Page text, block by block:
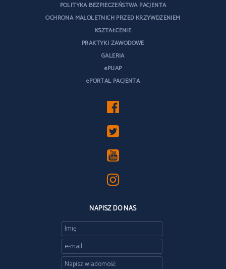
POLITYKA BEZPIECZEŃSTWA PACJENTA
OCHRONA MAŁOLETNICH PRZED KRZYWDZENIEM
KSZTAŁCENIE
PRAKTYKI ZAWODOWE
GALERIA
ePUAP
ePORTAL PACJENTA
NAPISZ DO NAS